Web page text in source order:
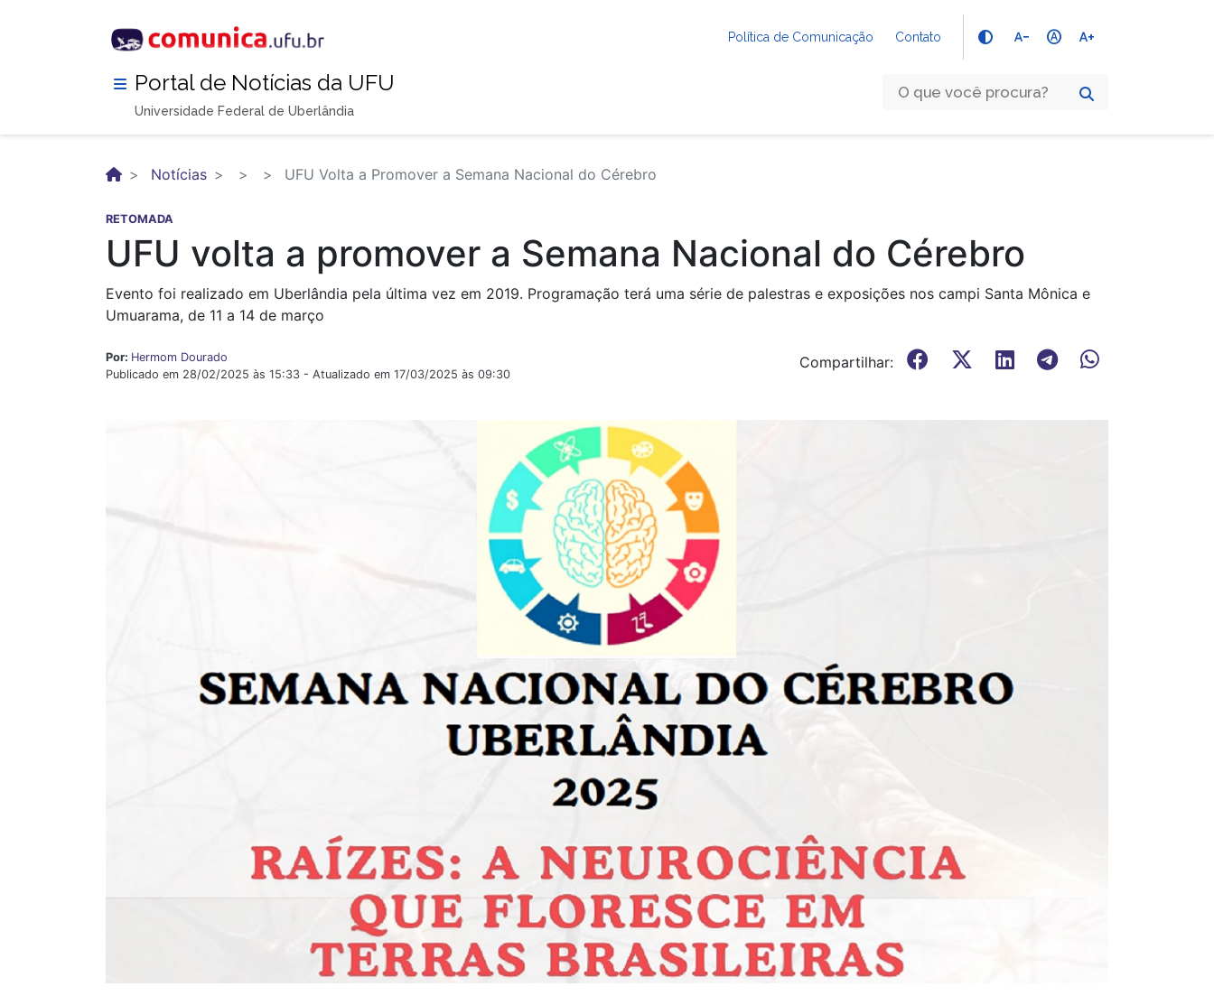
Política de Comunicação Contato text_decrease hdr_auto text_increase
Portal de Notícias da UFU
Universidade Federal de Uberlândia
Notícias UFU Volta a Promover a Semana Nacional do Cérebro
RETOMADA
UFU volta a promover a Semana Nacional do Cérebro
Evento foi realizado em Uberlândia pela última vez em 2019. Programação terá uma série de palestras e exposições nos campi Santa Mônica e
Umuarama, de 11 a 14 de março
Por: Hermom Dourado
Publicado em 28/02/2025 às 15:33 - Atualizado em 17/03/2025 às 09:30
Compartilhar: